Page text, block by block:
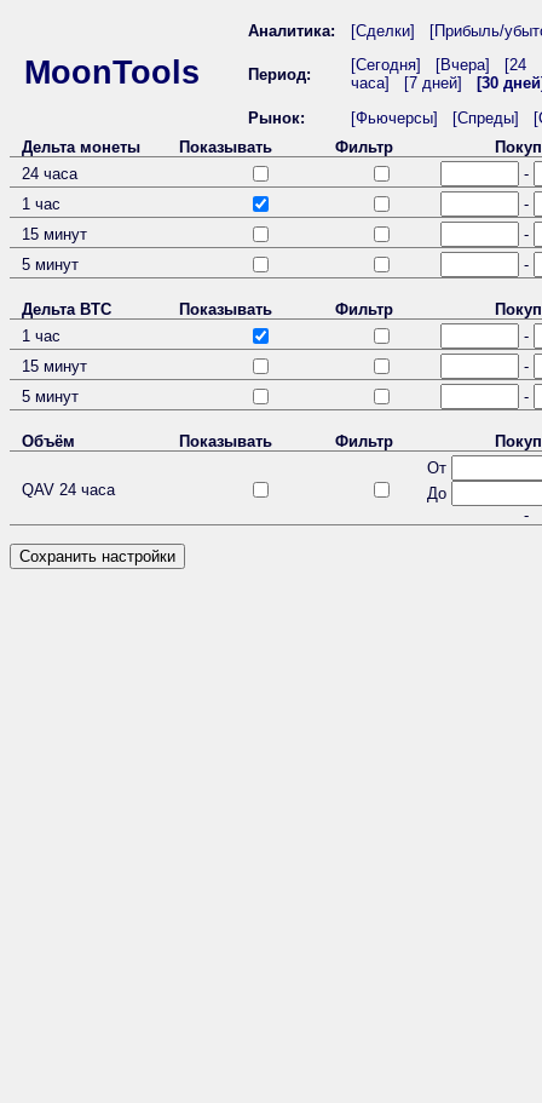
MoonTools
Аналитика: [Сделки] [Прибыль/
Период:
[Сегодня] [Вчера]
[24
часа]
[7 дней]
[30
Рынок:
[Фьючерсы] [Спреды]
Дельта монеты
Показывать Фильтр
24 часа
-
1 час
-
15 минут
-
5 минут
-
Дельта BTC Показывать Фильтр
1 час
-
15 минут
-
5 минут
-
Объём Показывать Фильтр
QAV 24 часа
От
До
-